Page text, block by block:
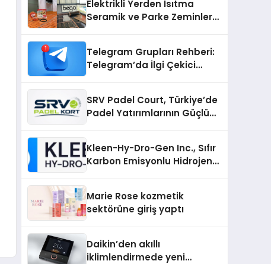
Elektrikli Yerden Isıtma
Seramik ve Parke Zeminler
Telegram Grupları Rehberi:
Telegram’da İlgi Çekici
SRV Padel Court, Türkiye’de
Padel Yatırımlarının Güçlü
Kleen-Hy-Dro-Gen Inc., Sıfır
Karbon Emisyonlu Hidrojen
Aldı
Marie Rose kozmetik
sektörüne giriş yaptı
Daikin’den akıllı
iklimlendirmede yeni